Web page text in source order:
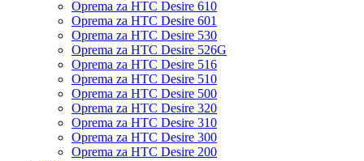
Oprema za HTC Desire 610
Oprema za HTC Desire 601
Oprema za HTC Desire 530
Oprema za HTC Desire 526G
Oprema za HTC Desire 516
Oprema za HTC Desire 510
Oprema za HTC Desire 500
Oprema za HTC Desire 320
Oprema za HTC Desire 310
Oprema za HTC Desire 300
Oprema za HTC Desire 200